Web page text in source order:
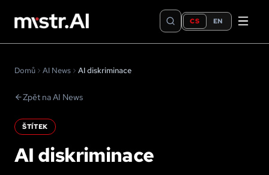
CS EN
Domů AI News AI diskriminace
Zpět na AI News
ŠTÍTEK
AI diskriminace